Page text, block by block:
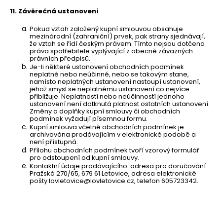
11. Závěrečná ustanovení
Pokud vztah založený kupní smlouvou obsahuje
mezinárodní (zahraniční) prvek, pak strany sjednávají,
že vztah se řídí českým právem. Tímto nejsou dotčena
práva spotřebitele vyplývající z obecně závazných
právních předpisů.
Je-li některé ustanovení obchodních podmínek
neplatné nebo neúčinné, nebo se takovým stane,
namísto neplatných ustanovení nastoupí ustanovení,
jehož smysl se neplatnému ustanovení co nejvíce
přibližuje. Neplatností nebo neúčinností jednoho
ustanovení není dotknutá platnost ostatních ustanovení.
Změny a doplňky kupní smlouvy či obchodních
podmínek vyžadují písemnou formu.
Kupní smlouva včetně obchodních podmínek je
archivována prodávajícím v elektronické podobě a
není přístupná.
Přílohu obchodních podmínek tvoří vzorový formulář
pro odstoupení od kupní smlouvy.
Kontaktní údaje prodávajícího: adresa pro doručování
Pražská 270/65, 679 61 Letovice, adresa elektronické
pošty lovletovice@lovletovice.cz, telefon 605723342.